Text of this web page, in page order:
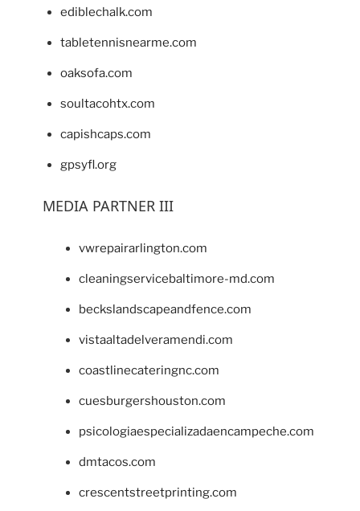
ediblechalk.com
tabletennisnearme.com
oaksofa.com
soultacohtx.com
capishcaps.com
gpsyfl.org
MEDIA PARTNER III
vwrepairarlington.com
cleaningservicebaltimore-md.com
beckslandscapeandfence.com
vistaaltadelveramendi.com
coastlinecateringnc.com
cuesburgershouston.com
psicologiaespecializadaencampeche.com
dmtacos.com
crescentstreetprinting.com